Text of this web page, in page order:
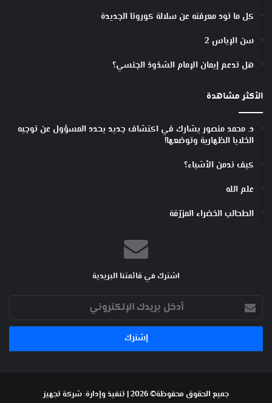
كل ما تود معرفته عن سلالة كورونا الجديدة
سن الإياس 2
هل تدعم إيمان الإمام الشذوذ الجنسي؟
الأكثر مشاهدة
د. محمد منصور يشارك في اكتشاف جديد يحدد المسؤول عن توجيه
الخلايا الظهارية وتوضعها!
كيف ندمن الأشياء؟
علم الله
الطحالب الخضراء المزرّقة
اشترك في قائمتنا البريدية
أدخل
بريدك
الإلكتروني
جميع الحقوق محفوظة© 2026 | تنفيذ وإدارة: شركة تجهيز